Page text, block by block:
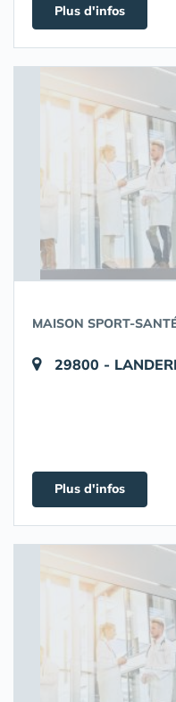
Plus d'infos
MAISON SPORT-
29800 -
Plus d'infos